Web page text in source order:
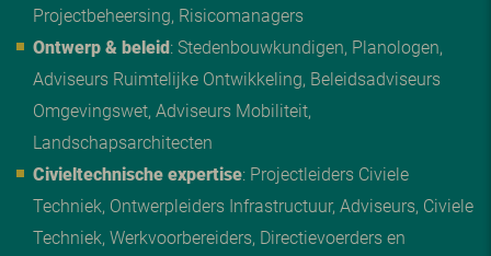
Projectbeheersing, Risicomanagers
Ontwerp & beleid: Stedenbouwkundigen, Planologen,
Adviseurs Ruimtelijke Ontwikkeling, Beleidsadviseurs
Omgevingswet, Adviseurs Mobiliteit,
Landschapsarchitecten
Civieltechnische expertise: Projectleiders Civiele
Techniek, Ontwerpleiders Infrastructuur, Adviseurs, Civiele
Techniek, Werkvoorbereiders, Directievoerders en